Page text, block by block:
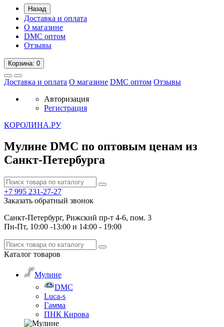
Назад
Доставка и оплата
О магазине
DMC оптом
Отзывы
Корзина: 0
Доставка и оплата О магазине DMC оптом Отзывы
Авторизация
Регистрация
КОРОЛИНА.РУ
Мулине DMC по оптовым ценам из
Санкт-Петербурга
+7 995 231-27-27
Заказать обратный звонок
Санкт-Петербург, Рижский пр-т 4-6, пом. 3
Пн-Пт, 10:00 -13:00 и 14:00 - 19:00
Каталог товаров
Мулине
DMC
Luca-s
Гамма
ПНК Кирова